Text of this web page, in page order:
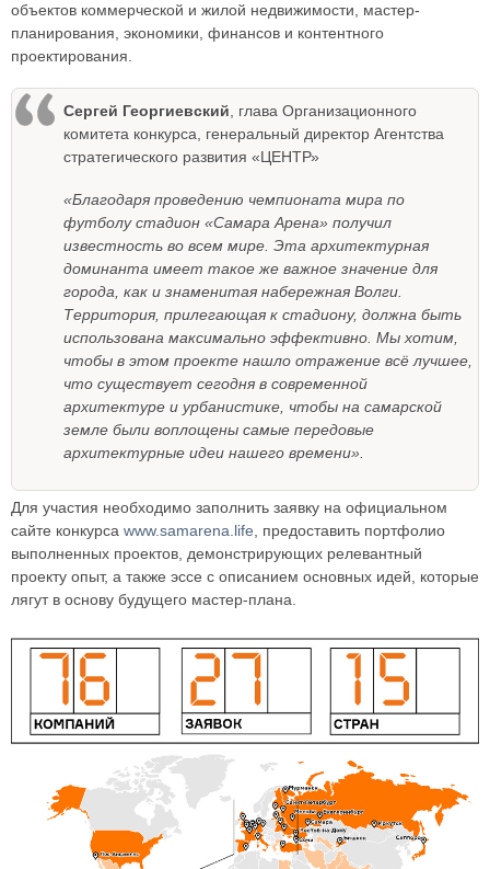
объектов коммерческой и жилой недвижимости, мастер-
планирования, экономики, финансов и контентного
проектирования.
Сергей Георгиевский, глава Организационного
комитета конкурса, генеральный директор Агентства
стратегического развития «ЦЕНТР»
«Благодаря проведению чемпионата мира по
футболу стадион «Самара Арена» получил
известность во всем мире. Эта архитектурная
доминанта имеет такое же важное значение для
города, как и знаменитая набережная Волги.
Территория, прилегающая к стадиону, должна быть
использована максимально эффективно. Мы хотим,
чтобы в этом проекте нашло отражение всё лучшее,
что существует сегодня в современной
архитектуре и урбанистике, чтобы на самарской
земле были воплощены самые передовые
архитектурные идеи нашего времени».
Для участия необходимо заполнить заявку на официальном
сайте конкурса www.samarena.life, предоставить портфолио
выполненных проектов, демонстрирующих релевантный
проекту опыт, а также эссе с описанием основных идей, которые
лягут в основу будущего мастер-плана.